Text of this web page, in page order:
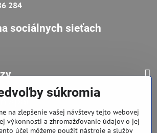
284
sociálnych sieťach
súkromia
na zlepšenie vašej návštevy tejto webovej
výkonnosti a zhromažďovanie údajov o jej
účel môžeme použiť nástroje a služby